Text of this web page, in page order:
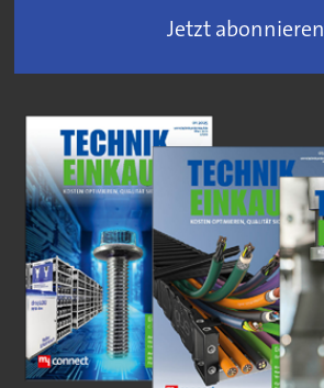
Jetzt abonnieren